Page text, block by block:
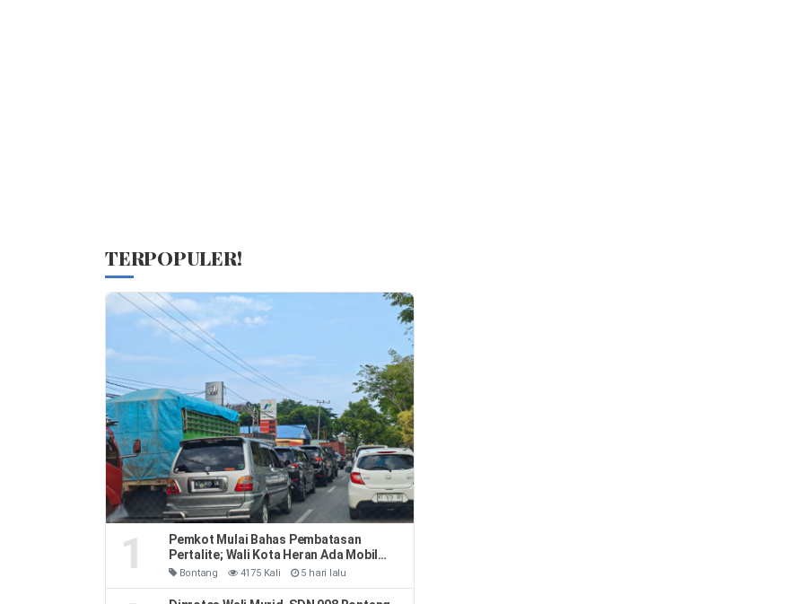
TERPOPULER!
1
Pemkot Mulai Bahas Pembatasan
Pertalite; Wali Kota Heran Ada Mobil
Habiskan 40 Liter Sehari
Bontang 4175 Kali 5 hari lalu